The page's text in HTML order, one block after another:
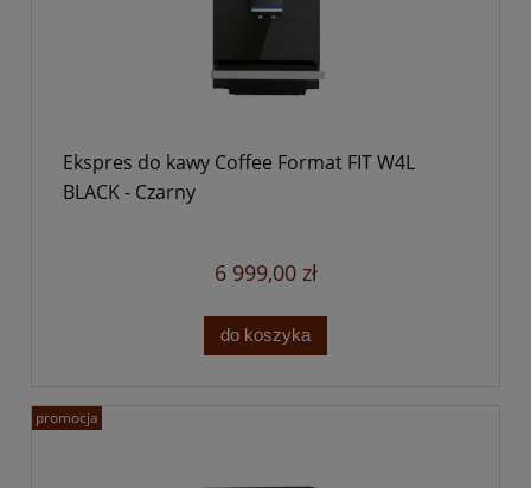
Ekspres do kawy Coffee Format FIT W4L
BLACK - Czarny
6 999,00 zł
do koszyka
promocja